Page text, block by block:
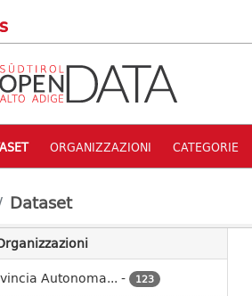
ORGANIZZAZIONI CATEGORIE
Dataset
Autonoma... - 123